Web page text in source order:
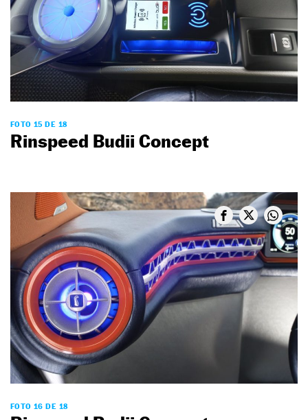
FOTO 15 DE 18
Rinspeed Budii Concept
FOTO 16 DE 18